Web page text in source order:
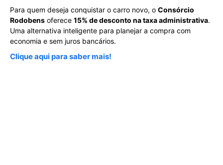
Para quem deseja conquistar o carro novo, o Consórcio
Rodobens oferece 15% de desconto na taxa administrativa.
Uma alternativa inteligente para planejar a compra com
economia e sem juros bancários.
Clique aqui para saber mais!